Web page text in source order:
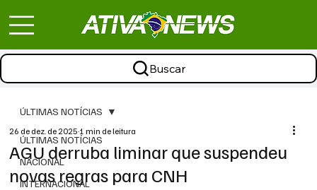
Buscar
ÚLTIMAS NOTÍCIAS
NACIONAL
INTERNACIONAL
ÚLTIMAS NOTÍCIAS
AGU derruba liminar que suspendeu
novas regras para CNH
26 de dez. de 20251 min de leitura